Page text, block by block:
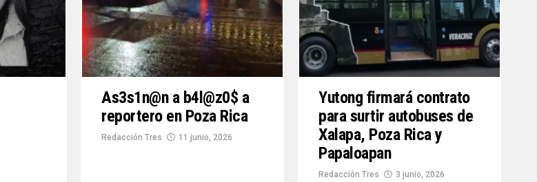
As3s1n@n a b4l@z0$ a
reportero en Poza Rica
Redacción Tres 11 junio, 2026
Yutong firmará contrato
para surtir autobuses de
Xalapa, Poza Rica y
Papaloapan
Redacción Tres 3 junio, 2026